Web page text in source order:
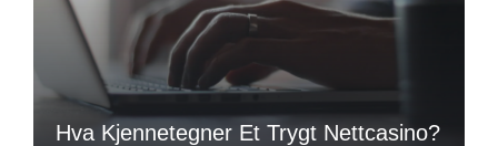
Hva Kjennetegner Et Trygt Nettcasino?